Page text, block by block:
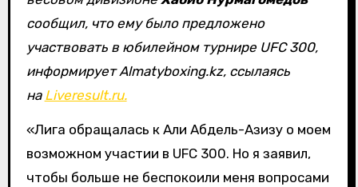
сообщил, что ему было предложено
участвовать в юбилейном турнире UFC 300,
информирует Almatyboxing.kz, ссылаясь
на Liveresult.ru.
«Лига обращалась к Али Абдель-Азизу о моем
возможном участии в UFC 300. Но я заявил,
чтобы больше не беспокоили меня вопросами